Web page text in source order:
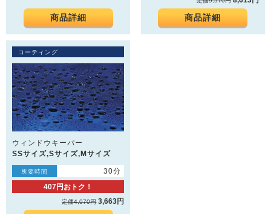
商品詳細 商品詳細
コーティング
ウィンドウキーパー
SSサイズ,Sサイズ,Mサイズ
所要時間
30分
407円おトク！
定価4,070円3,663円